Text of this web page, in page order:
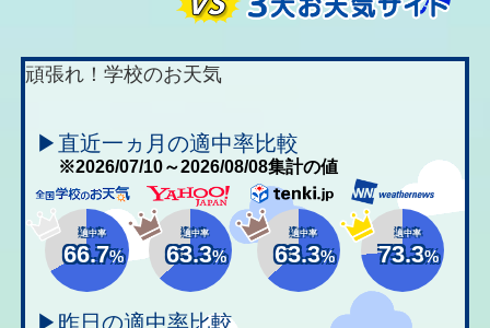
頑張れ！学校のお天気
▶直近一ヵ月の適中率比較
※2026/07/10～2026/08/08集計の値
適中率
66.7%
適中率
63.3%
適中率
63.3%
適中率
73.3%
▶昨日の適中率比較